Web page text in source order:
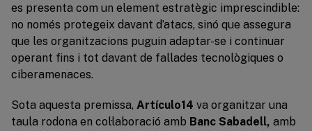
es presenta com un element estratègic imprescindible:
no només protegeix davant d’atacs, sinó que assegura
que les organitzacions puguin adaptar-se i continuar
operant fins i tot davant de fallades tecnològiques o
ciberamenaces.
Sota aquesta premissa, Artículo14 va organitzar una
taula rodona en col·laboració amb Banc Sabadell, amb